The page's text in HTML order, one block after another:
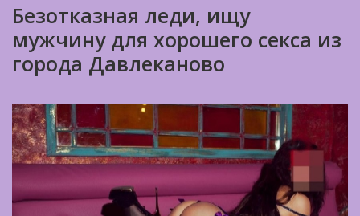
Безотказная леди, ищу
мужчину для хорошего секса из
города Давлеканово